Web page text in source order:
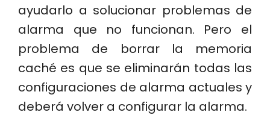
ayudarlo a solucionar problemas de
alarma que no funcionan. Pero el
problema de borrar la memoria
caché es que se eliminarán todas las
configuraciones de alarma actuales y
deberá volver a configurar la alarma.